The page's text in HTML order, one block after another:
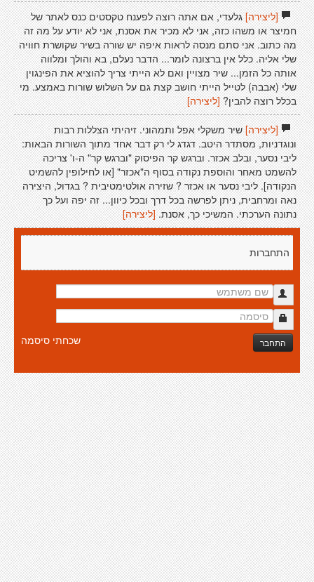
[ליצירה]גלעדי, אם אתה רוצה לפענח טקסטים כנס לאתר של
חמיצר או משהו כזה, אני לא מכיר את אסנת, אני לא יודע על מה זה
מה כתוב. אני סתם מנסה לראות איפה יש שורה בשיר שקושרת חוויה
שלי אליה. כלל אין ברצונה לומר... הדבר נעלם, בא והולך ומלווה
אותה כל הזמן... שיר מצויין ואם לא הייתי צריך להוציא את הפינגוין
שלי (אבבה) לטייל הייתי חושב קצת גם על השלוש שורות באמצע. מי
בכלל רוצה להבין? [ליצירה]
[ליצירה]שיר משקלי אפל ותמהוני. זיהיתי הצללות רבות
ונוגדניות, מסתדר היטב. דגדג לי רק דבר אחד מתוך השורות הבאות:
ליבי נסער, ובלב אכזר. וברגש קר הפיסוק "וברגש קר" ה-ו' צריכה
להשמט מאחר והוספת נקודה בסוף ה"אכזר" [או לחילופין להשמיט
הנקודה]. ליבי נסער או אכזר ? שזירה אולטימטיבית ? בגדול, היצירה
נאה ומרחבית, ניתן לפרשה בכל דרך ובכל כיוון... זה יפה ועל כך
נתונה הערכתי. המשיכי כך, אסנת. [ליצירה]
התחברות
התחבר שכחתי סיסמה